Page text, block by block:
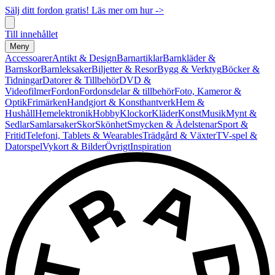
Sälj ditt fordon gratis! Läs mer om hur ->
Till innehållet
Meny
AccessoarerAntikt & DesignBarnartiklarBarnkläder &
BarnskorBarnleksakerBiljetter & ResorBygg & VerktygBöcker &
TidningarDatorer & TillbehörDVD &
VideofilmerFordonFordonsdelar & tillbehörFoto, Kameror &
OptikFrimärkenHandgjort & KonsthantverkHem &
HushållHemelektronikHobbyKlockorKläderKonstMusikMynt &
SedlarSamlarsakerSkorSkönhetSmycken & ÄdelstenarSport &
FritidTelefoni, Tablets & WearablesTrädgård & VäxterTV-spel &
DatorspelVykort & BilderÖvrigtInspiration